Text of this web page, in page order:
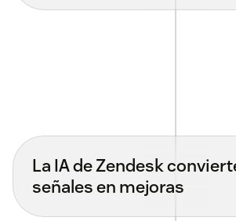
La IA de Zendesk
señales en mejoras